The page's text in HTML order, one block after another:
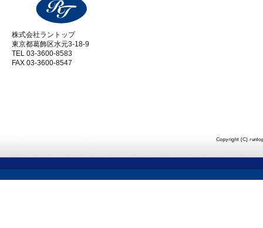
株式会社ラントップ
東京都葛飾区水元3-18-9
TEL 03-3600-8583
FAX 03-3600-8547